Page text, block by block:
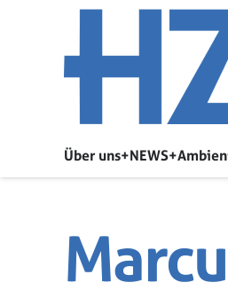
Über uns+NEWS+